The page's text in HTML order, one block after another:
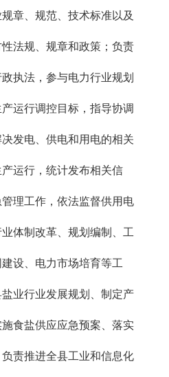
章、规范、技术标准以及
法规、规章和政策；负责
执法，参与电力行业规划
运行调控目标，指导协调
发电、供电和用电的相关
运行，统计发布相关信
理工作，依法监督供用电
体制改革、规划编制、工
设、电力市场培育等工
业行业发展规划、制定产
食盐供应应急预案、落实
责推进全县工业和信息化